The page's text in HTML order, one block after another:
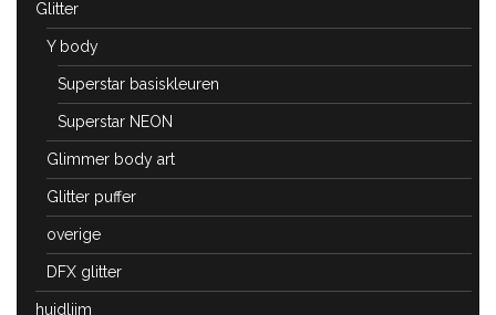
Glitter
Y body
Superstar basiskleuren
Superstar NEON
Glimmer body art
Glitter puffer
overige
DFX glitter
huidlijm